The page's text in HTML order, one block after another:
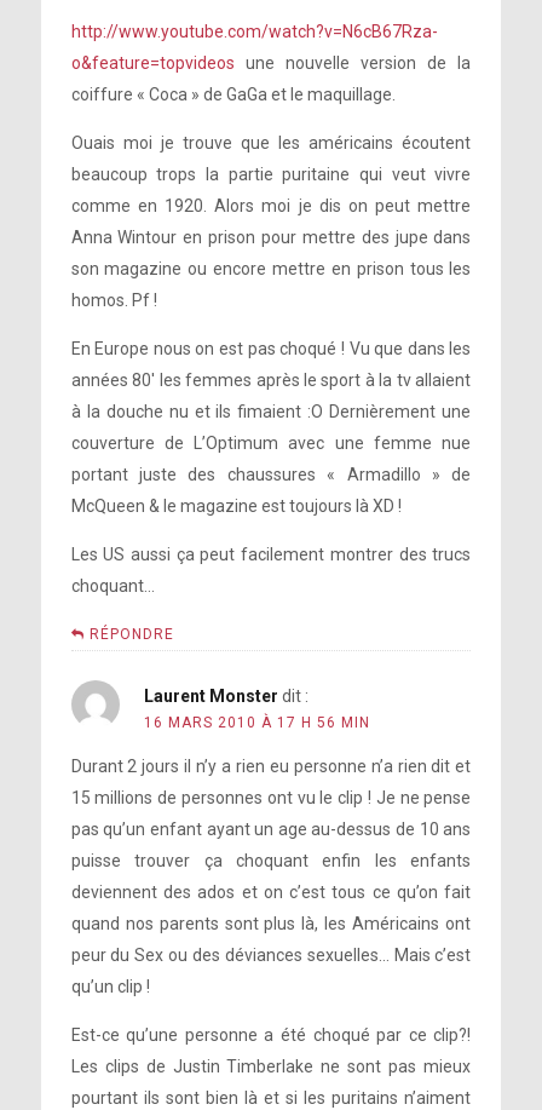
http://www.youtube.com/watch?v=N6cB67Rza-
o&feature=topvideos une nouvelle version de la
coiffure « Coca » de GaGa et le maquillage.
Ouais moi je trouve que les américains écoutent
beaucoup trops la partie puritaine qui veut vivre
comme en 1920. Alors moi je dis on peut mettre
Anna Wintour en prison pour mettre des jupe dans
son magazine ou encore mettre en prison tous les
homos. Pf !
En Europe nous on est pas choqué ! Vu que dans les
années 80′ les femmes après le sport à la tv allaient
à la douche nu et ils fimaient :O Dernièrement une
couverture de L’Optimum avec une femme nue
portant juste des chaussures « Armadillo » de
McQueen & le magazine est toujours là XD !
Les US aussi ça peut facilement montrer des trucs
choquant…
RÉPONDRE
Laurent Monster dit :
16 MARS 2010 À 17 H 56 MIN
Durant 2 jours il n’y a rien eu personne n’a rien dit et
15 millions de personnes ont vu le clip ! Je ne pense
pas qu’un enfant ayant un age au-dessus de 10 ans
puisse trouver ça choquant enfin les enfants
deviennent des ados et on c’est tous ce qu’on fait
quand nos parents sont plus là, les Américains ont
peur du Sex ou des déviances sexuelles… Mais c’est
qu’un clip !
Est-ce qu’une personne a été choqué par ce clip?!
Les clips de Justin Timberlake ne sont pas mieux
pourtant ils sont bien là et si les puritains n’aiment